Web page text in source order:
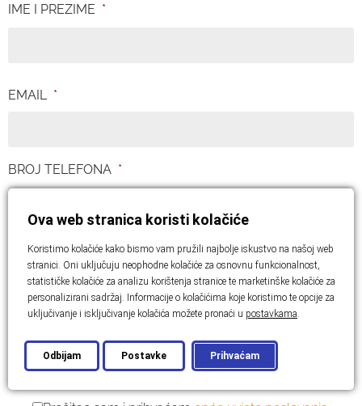
IME I PREZIME *
EMAIL *
BROJ TELEFONA *
PORUKA *
OPĆI UVJETI POSLOVANJA PRIVOLA
Ova web stranica koristi kolačiće
Koristimo kolačiće kako bismo vam pružili najbolje iskustvo na našoj web
stranici. Oni uključuju neophodne kolačiće za osnovnu funkcionalnost,
statističke kolačiće za analizu korištenja stranice te marketinške kolačiće za
personalizirani sadržaj. Informacije o kolačićima koje koristimo te opcije za
uključivanje i isključivanje kolačića možete pronaći u postavkama.
Prihvaćam
Odbijam Postavke